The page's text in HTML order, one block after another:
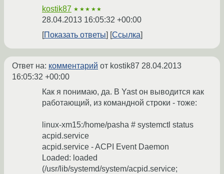
kostik87 ★★★★★
28.04.2013 16:05:32 +00:00
Показать ответы
Ссылка
Ответ на: комментарий от kostik87 28.04.2013
16:05:32 +00:00
Как я понимаю, да. В Yast он выводится как
работающий, из командной строки - тоже:
linux-xm15:/home/pasha # systemctl status
acpid.service
acpid.service - ACPI Event Daemon
Loaded: loaded
(/usr/lib/systemd/system/acpid.service;